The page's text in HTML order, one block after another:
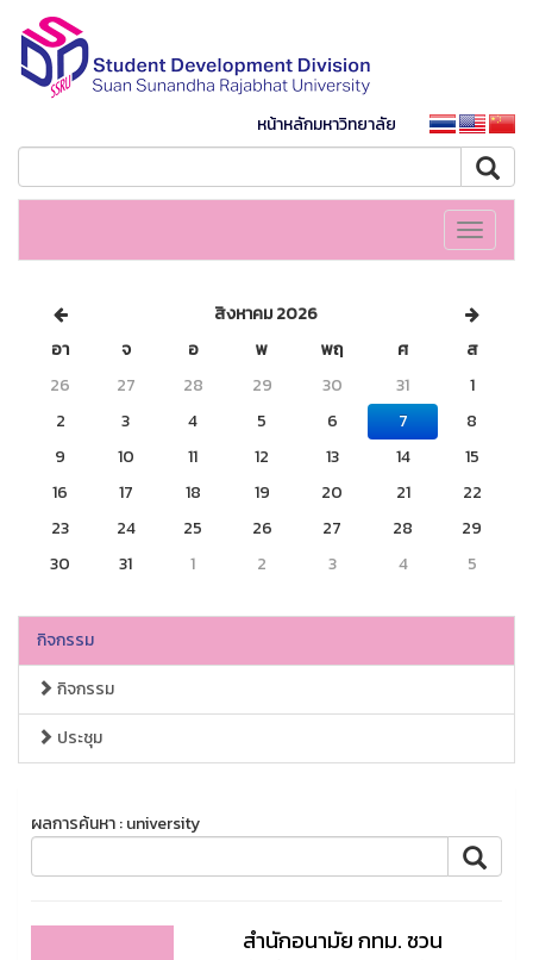
หน้าหลักมหาวิทยาลัย
Toggle
สิงหาคม 2026
อา
จ อ พ พฤ ศ
ส
26
27 28 29 30 31
1
2
3 4 5 6 7
8
9
10 11 12 13 14
15
16
17 18 19 20 21
22
23
24 25 26 27 28
29
30
31 1 2 3 4 5
กิจกรรม
กิจกรรม
ประชุม
ผลการค้นหา : university
สำนักอนามัย กทม. ชวน